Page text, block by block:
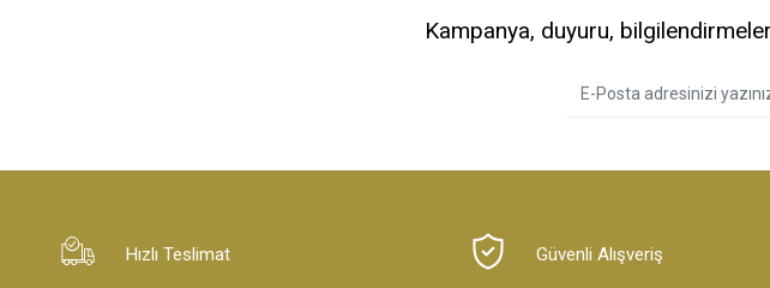
Kampanya, duyuru,
Hızlı Teslimat Güvenli Alışveriş